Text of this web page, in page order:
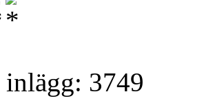
3749